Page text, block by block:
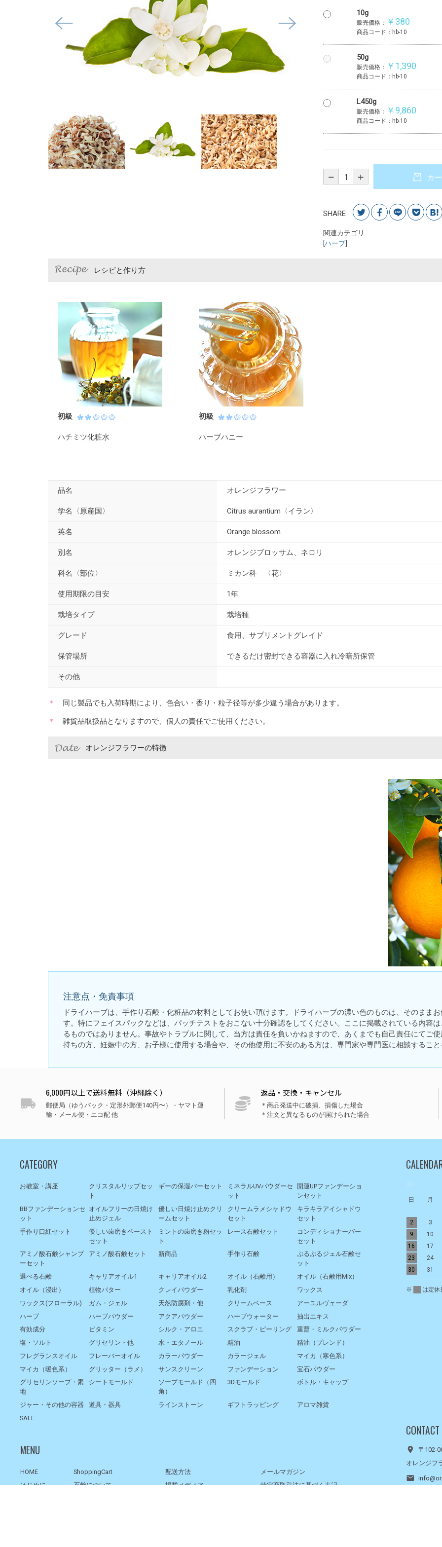
10g
販売価格： ￥380
商品コード：hb-10
50g
販売価格： ￥1,390
商品コード：hb-10
L450g
販売価格： ￥9,860
商品コード：hb-10
カ
SHARE
関連カテゴリ
[ハーブ]
レシピと作り方
初級
ハチミツ化粧水
初級
ハーブハニー
品名 オレンジフラワー
学名〈原産国〉 Citrus aurantium〈イラン〉
英名 Orange blossom
別名 オレンジブロッサム、ネロリ
科名〈部位〉 ミカン科 〈花〉
使用期限の目安 1年
栽培タイプ 栽培種
グレード 食用、サプリメントグレイド
保管場所 できるだけ密封できる容器に入れ冷暗所保管
その他
同じ製品でも入荷時期により、色合い・香り・粒子径等が多少違う場合があります。
雑貨品取扱品となりますので、個人の責任でご使用ください。
オレンジフラワーの特徴
注意点・免責事項
ドライハーブは、手作り石鹸・化粧品の材料としてお使い頂けます。ドライハーブの濃い色のものは、そのまま
す。特にフェイスパックなどは、パッチテストをおこない十分確認をしてください。ここに掲載されている内容
るものではありません。事故やトラブルに関して、当方は責任を負いかねますので、あくまでも自己責任にてご
持ちの方、妊娠中の方、お子様に使用する場合や、その他使用に不安のある方は、専門家や専門医に相談すること
6,000円以上で送料無料（沖縄除く）
郵便局（ゆうパック・定形外郵便140円〜）・ヤマト運
輸・メール便・エコ配 他
返品・交換・キャンセル
＊商品発送中に破損、損傷した場合
＊注文と異なるものが届けられた場合
CATEGORY
お教室・講座
クリスタルリップセッ
ト
ギーの保湿バーセット
ミネラルUVパウダーセ
ット
開運UPファンデーショ
ンセット
BBファンデーションセ
ット
オイルフリーの日焼け
止めジェル
優しい日焼け止めクリ
ームセット
クリームラメシャドウ
セット
キラキラアイシャドウ
セット
手作り口紅セット
優しい歯磨きペースト
セット
ミントの歯磨き粉セッ
ト
レース石鹸セット
コンディショナーバー
セット
アミノ酸石鹸シャンプ
ーセット
アミノ酸石鹸セット 新商品 手作り石鹸
ぷるぷるジェル石鹸セ
ット
選べる石鹸
キャリアオイル1 キャリアオイル2 オイル（石鹸用）
オイル（石鹸用Mix）
オイル（浸出）
植物バター クレイパウダー 乳化剤
ワックス
ワックス(フローラル)
ガム・ジェル 天然防腐剤・他 クリームベース
アーユルヴェーダ
ハーブ
ハーブパウダー アクアパウダー ハーブウォーター
抽出エキス
有効成分
ビタミン シルク・アロエ スクラブ・ピーリング
重曹・ミルクパウダー
塩・ソルト
グリセリン・他 水・エタノール 精油
精油（ブレンド）
フレグランスオイル
フレーバーオイル カラーパウダー カラージェル
マイカ（寒色系）
マイカ（暖色系）
グリッター（ラメ） サンスクリーン ファンデーション
宝石パウダー
グリセリンソープ・素
地
シートモールド
ソープモールド（四
角）
3Dモールド ボトル・キャップ
ジャー・その他の容器 道具・器具 ラインストーン ギフトラッピング
アロマ雑貨
SALE
日 月
2
3
9
10
16
17
23
24
30
31
※ は定休
MENU
HOME
はじめに
ShoppingCart
石鹸について
配送方法
掲載メディア
メールマガジン
特定商取引法に基づく表記
〒102-
オレンジフ